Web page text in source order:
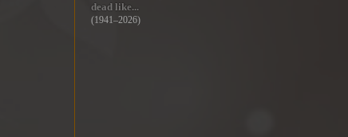
dead like...
(1941–2026)